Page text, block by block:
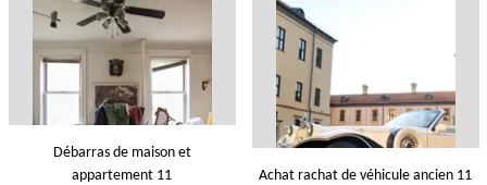
Débarras de maison et
appartement 11
Achat rachat de véhicule ancien 11